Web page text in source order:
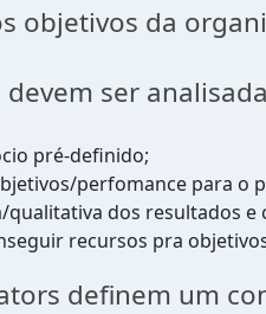
objetivos da
ser
pré-definido;
perfomance para o
dos resultados
recursos pra
definem um